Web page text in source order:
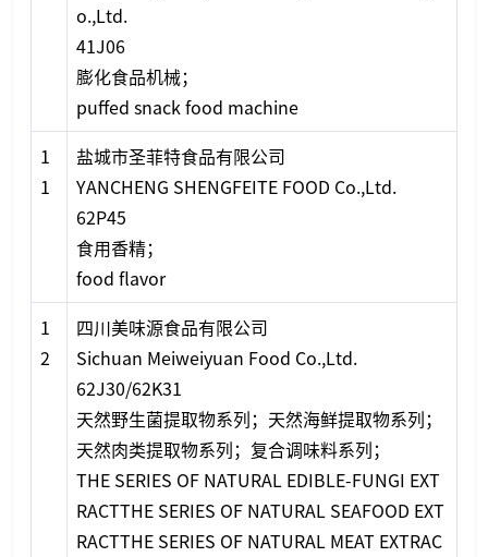
o.,Ltd.
41J06
膨化食品机械；
puffed snack food machine
1
1
盐城市圣菲特食品有限公司
YANCHENG SHENGFEITE FOOD Co.,Ltd.
62P45
食用香精；
food flavor
1
2
四川美味源食品有限公司
Sichuan Meiweiyuan Food Co.,Ltd.
62J30/62K31
天然野生菌提取物系列；天然海鲜提取物系列；
天然肉类提取物系列；复合调味料系列；
THE SERIES OF NATURAL EDIBLE-FUNGI EXT
RACTTHE SERIES OF NATURAL SEAFOOD EXT
RACTTHE SERIES OF NATURAL MEAT EXTRAC